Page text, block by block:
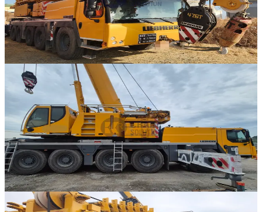
LTM 1110-5.1
2021년식 · 110톤
가격 문의 2
386
판매중 추천매물
Liebherr · AT 크레인 AT-286
NEW
LTM 1130-5.1
2021년식 · 130톤
가격 문의
220
판매중추천매물